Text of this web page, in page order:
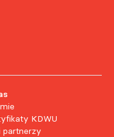
KDWU
partnerzy